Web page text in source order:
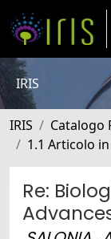
IRIS
IRIS Catalogo
1.1 Articolo
Re: